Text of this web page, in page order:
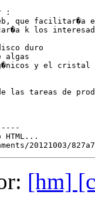
:
que facilitar�a
k los
duro
algas
y el cristal
las tareas de
[hm]